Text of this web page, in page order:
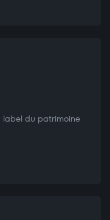
du patrimoine